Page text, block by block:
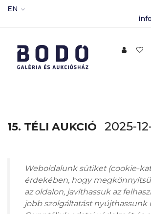
EN
15. TÉLI AUKCIÓ 2025-
Az aukción
részvételhez
Weboldalunk sütiket (cookie-
érdekében, hogy
az oldalon, javíthassuk az
jobb szolgáltatást nyújthassunk